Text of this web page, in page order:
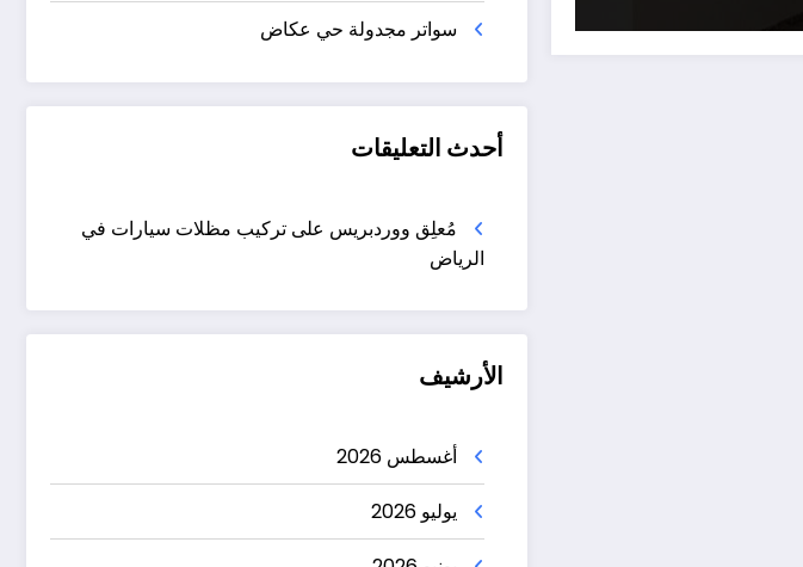
سواتر مجدولة حي عكاض
أحدث التعليقات
مُعلِق ووردبريس علىتركيب مظلات سيارات في
الرياض
الأرشيف
أغسطس 2026
يوليو 2026